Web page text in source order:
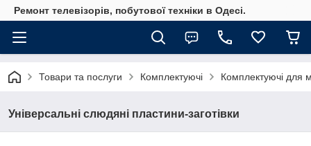
Ремонт телевізорів, побутової техніки в Одесі.
Товари та послуги Комплектуючі Комплектуючі для
Універсальні слюдяні пластини-заготівки